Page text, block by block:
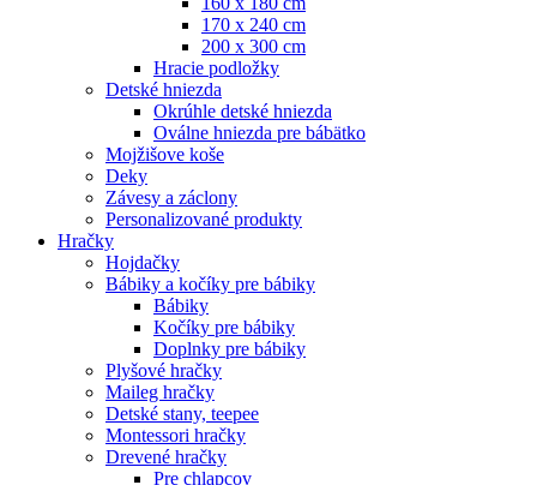
170 x 240 cm
200 x 300 cm
Hracie podložky
Detské hniezda
Okrúhle detské hniezda
Oválne hniezda pre bábätko
Mojžišove koše
Deky
Závesy a záclony
Personalizované produkty
Hračky
Hojdačky
Bábiky a kočíky pre bábiky
Bábiky
Kočíky pre bábiky
Doplnky pre bábiky
Plyšové hračky
Maileg hračky
Detské stany, teepee
Montessori hračky
Drevené hračky
Pre chlapcov